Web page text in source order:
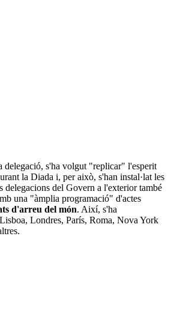
delegació, s'ha volgut "replicar" l'esperit
la Diada i, per això, s'han instal·lat les
delegacions del Govern a l'exterior també
una "àmplia programació" d'actes
d'arreu del món. Així, s'ha
Londres, París, Roma, Nova York